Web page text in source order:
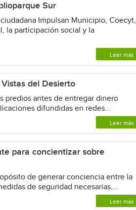
Sur
Impulsan Municipio, Coecyt,
la participación social y la
Leer más
del Desierto
predios antes de entregar dinero
difundidas en redes...
Leer más
para concientizar sobre
de generar conciencia entre la
de seguridad necesarias,...
Leer más